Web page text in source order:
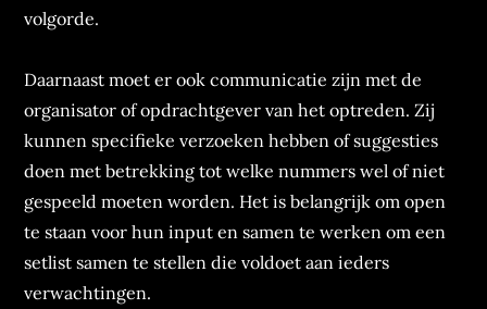
volgorde.
Daarnaast moet er ook communicatie zijn met de
organisator of opdrachtgever van het optreden. Zij
kunnen specifieke verzoeken hebben of suggesties
doen met betrekking tot welke nummers wel of niet
gespeeld moeten worden. Het is belangrijk om open
te staan voor hun input en samen te werken om een
setlist samen te stellen die voldoet aan ieders
verwachtingen.